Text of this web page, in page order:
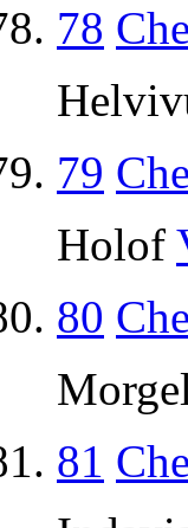
78
79
Holof
80
81